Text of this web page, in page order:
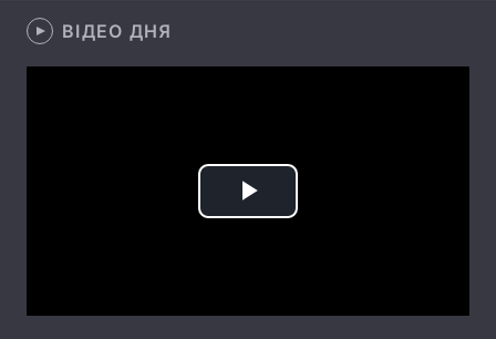
Цікавинки
Екологія Регіони
ВІДЕО ДНЯ
Play